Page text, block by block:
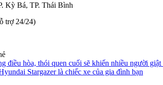
Kỳ Bá, TP. Thái Bình
trợ 24/24)
điều hòa, thói quen cuối sẽ khiến nhiều người giật
Stargazer là chiếc xe của gia đình bạn